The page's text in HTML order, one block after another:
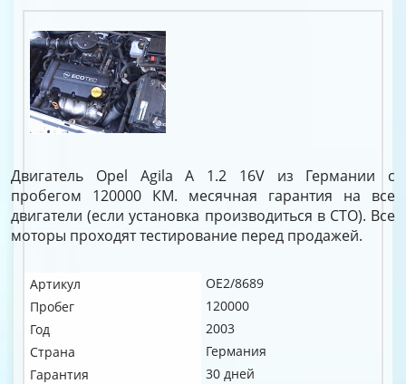
Двигатель Opel Agila A 1.2 16V из Германии с
пробегом 120000 КМ. месячная гарантия на все
двигатели (если установка производиться в СТО). Все
моторы проходят тестирование перед продажей.
Артикул
OE2/8689
Пробег
120000
Год
2003
Страна
Германия
Гарантия
30 дней